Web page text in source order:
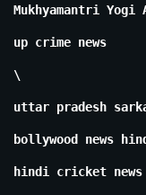
Mukhyamantri Yogi
up crime news
\
uttar pradesh
bollywood news
hindi cricket news